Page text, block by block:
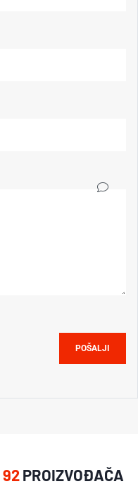
POŠALJI
92PROIZVOĐAČA